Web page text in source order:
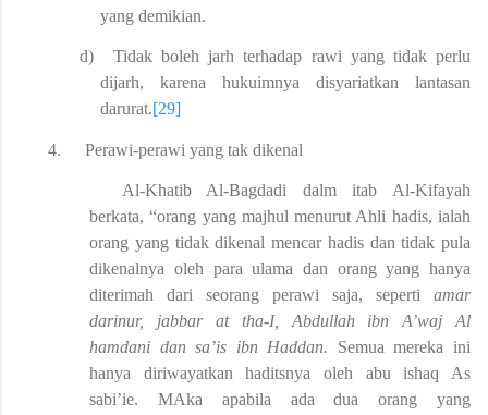
yang demikian.
d)
Tidak boleh jarh terhadap rawi yang tidak perlu
dijarh, karena hukuimnya disyariatkan lantasan
darurat.[29]
4. Perawi-perawi yang tak dikenal
Al-Khatib Al-Bagdadi dalm itab Al-Kifayah
berkata, “orang yang majhul menurut Ahli hadis, ialah
orang yang tidak dikenal mencar hadis dan tidak pula
dikenalnya oleh para ulama dan orang yang hanya
diterimah dari seorang perawi saja, seperti amar
darinur, jabbar at tha-I, Abdullah ibn A’waj Al
hamdani dan sa’is ibn Haddan. Semua mereka ini
hanya diriwayatkan haditsnya oleh abu ishaq As
sabi’ie. MAka apabila ada dua orang yang